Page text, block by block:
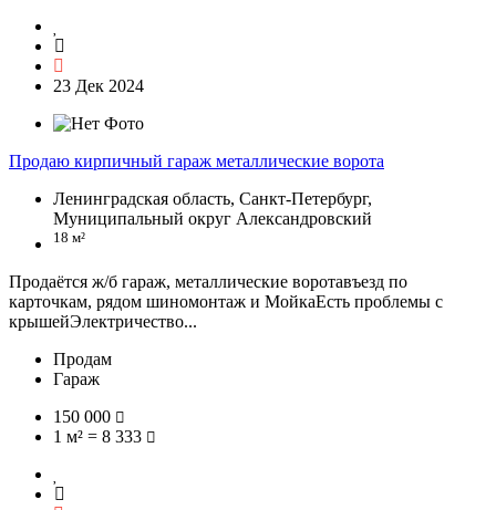
23 Дек 2024
Продаю кирпичный гараж металлические ворота
Ленинградская область, Санкт-Петербург,
Муниципальный округ Александровский
18 м²
Продаётся ж/б гараж, металлические воротавъезд по
карточкам, рядом шиномонтаж и МойкаЕсть проблемы с
крышейЭлектричество...
Продам
Гараж
150 000
1 м² = 8 333